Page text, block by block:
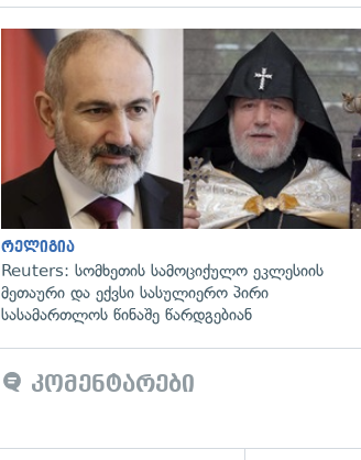
რელიგია
Reuters: სომხეთის სამოციქულო ეკლესიის
მეთაური და ექვსი სასულიერო პირი
სასამართლოს წინაშე წარდგებიან
კომენტარები